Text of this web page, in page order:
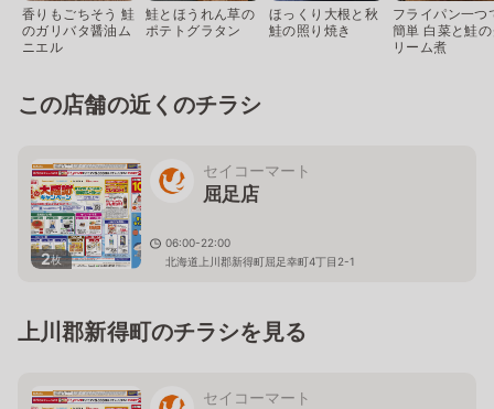
香りもごちそう 鮭
のガリバタ醤油ム
ニエル
鮭とほうれん草の
ポテトグラタン
ほっくり大根と秋
鮭の照り焼き
フライパン一つ
簡単 白菜と鮭
リーム煮
この店舗の近くのチラシ
2枚
セイコーマート
屈足店
06:00-22:00
北海道上川郡新得町屈足幸町4丁目2-1
上川郡新得町のチラシを見る
セイコーマート